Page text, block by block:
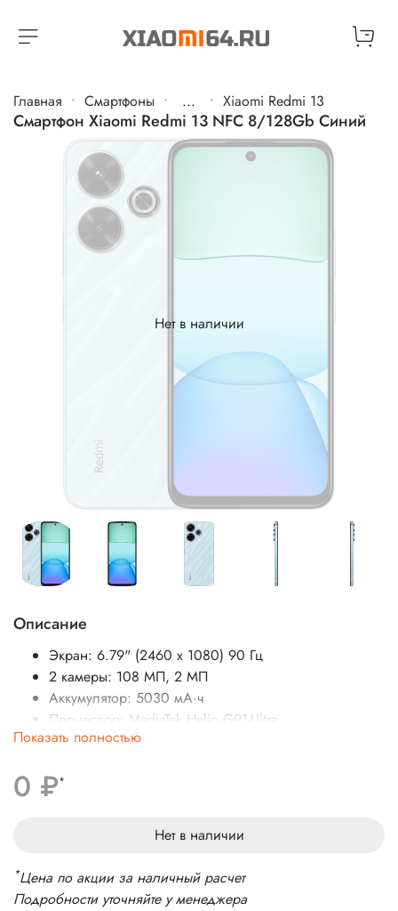
Главная Cмартфоны ... Xiaomi Redmi 13
Смартфон Xiaomi Redmi 13 NFC 8/128Gb Синий
Нет в наличии
Описание
Экран: 6.79" (2460 x 1080) 90 Гц
2 камеры: 108 МП, 2 МП
Аккумулятор: 5030 мА·ч
Процессор: MediaTek Helio G91-Ultra
SIM-карты: 2 nano-SIM
Беспроводные интерфейсы: NFC, Bluetooth, Wi-Fi
Показать полностью
0 ₽*
Нет в наличии
*Цена по акции за наличный расчет
Подробности уточняйте у менеджера